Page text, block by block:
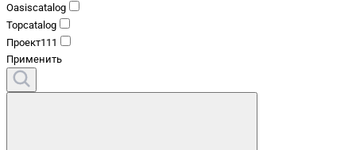
Oasiscatalog
Topcatalog
Проект111
Применить